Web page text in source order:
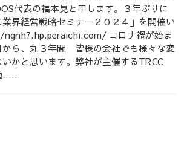
代表の福本晃と申します。３年ぶりに
界経営戦略セミナー２０２４」を開催い
コロナ禍が始ま
から、丸３年間 皆様の会社でも様々な変
かと思います。弊社が主催するTRCC
……